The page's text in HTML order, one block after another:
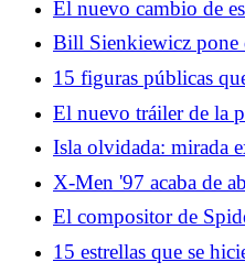
El nuevo cambio de
poner fin a sus
Bill Sienkiewicz pone
en un nuevo
15 figuras públicas
defina
El nuevo tráiler de la
confirma que los
Isla olvidada: mirada
DreamWorks
90
X-Men '97 acaba de
personaje favorito de
El compositor de
tema de Spidey en
15 estrellas que se